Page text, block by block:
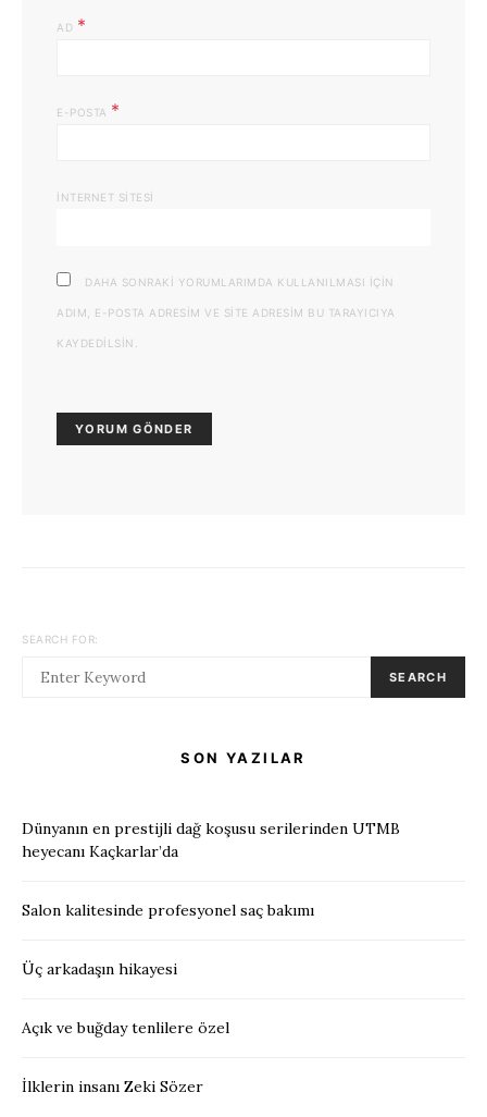
AD *
E-POSTA *
İNTERNET SITESI
DAHA SONRAKI YORUMLARIMDA KULLANILMASI IÇIN
ADIM, E-POSTA ADRESIM VE SITE ADRESIM BU TARAYICIYA
KAYDEDILSIN.
SEARCH FOR:
SEARCH
SON YAZILAR
Dünyanın en prestijli dağ koşusu serilerinden UTMB
heyecanı Kaçkarlar’da
Salon kalitesinde profesyonel saç bakımı
Üç arkadaşın hikayesi
Açık ve buğday tenlilere özel
İlklerin insanı Zeki Sözer